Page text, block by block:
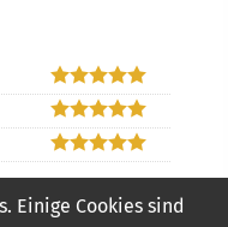
Einige Cookies sind